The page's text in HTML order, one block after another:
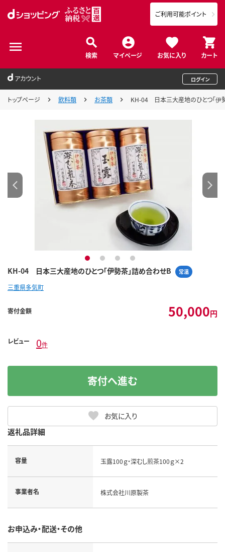
検索 マイページ お気に入り カート
ご利用可能ポイント
アカウント ログイン
トップページ 飲料類 お茶類 KH-04 日本三大産地のひとつ「伊
KH-04 日本三大産地のひとつ「伊勢茶」詰め合わせB 常温
1 2 3 4
三重県多気町
寄付金額 50,000円
レビュー 0件
お気に入り
寄付へ進む
返礼品詳細
容量 玉露100ｇ・深むし煎茶100ｇ×2
事業者名 株式会社川原製茶
お申込み・配送・その他